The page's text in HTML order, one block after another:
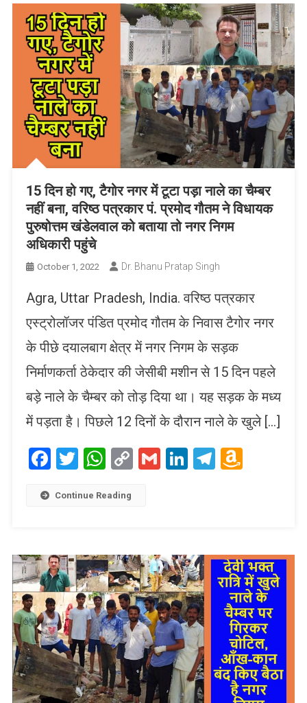
15 दिन हो गए, टैगोर नगर में टूटा पड़ा नाले का चैम्बर
नहीं बना, वरिष्ठ पत्रकार पं. प्रमोद गौतम ने विधायक
पुरुषोत्तम खंडेलवाल को बताया तो नगर निगम
अधिकारी पहुंचे
October 1, 2022 Dr. Bhanu Pratap Singh
Agra, Uttar Pradesh, India. वरिष्ठ पत्रकार
एस्ट्रोलॉजर पंडित प्रमोद गौतम के निवास टैगोर नगर
के पीछे दयालबाग क्षेत्र में नगर निगम के सड़क
निर्माणकर्ता ठेकेदार की जेसीबी मशीन से 15 दिन पहले
बड़े नाले के चैम्बर को तोड़ दिया था। यह सड़क के मध्य
में पड़ता है। पिछले 12 दिनों के दौरान नाले के खुले […]
Facebook
TwitterWhatsApp
CopyGmailLinkedIn
Telegram
Continue Reading